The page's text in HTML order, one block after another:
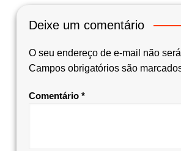
Deixe um comentário
O seu endereço de e-mail não
Campos obrigatórios são
Comentário *